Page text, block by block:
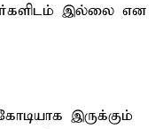
இல்லை என
இருக்கும்